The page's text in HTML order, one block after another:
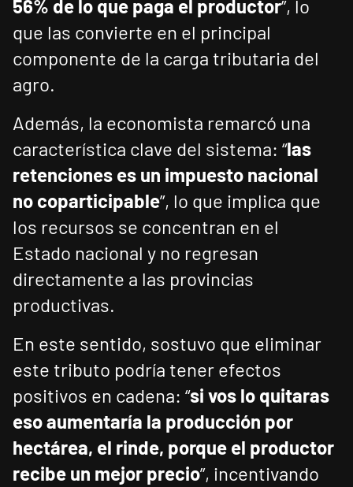
56% de lo que paga el productor”, lo
que las convierte en el principal
componente de la carga tributaria del
agro.
Además, la economista remarcó una
característica clave del sistema: “las
retenciones es un impuesto nacional
no coparticipable”, lo que implica que
los recursos se concentran en el
Estado nacional y no regresan
directamente a las provincias
productivas.
En este sentido, sostuvo que eliminar
este tributo podría tener efectos
positivos en cadena: “si vos lo quitaras
eso aumentaría la producción por
hectárea, el rinde, porque el productor
recibe un mejor precio”, incentivando